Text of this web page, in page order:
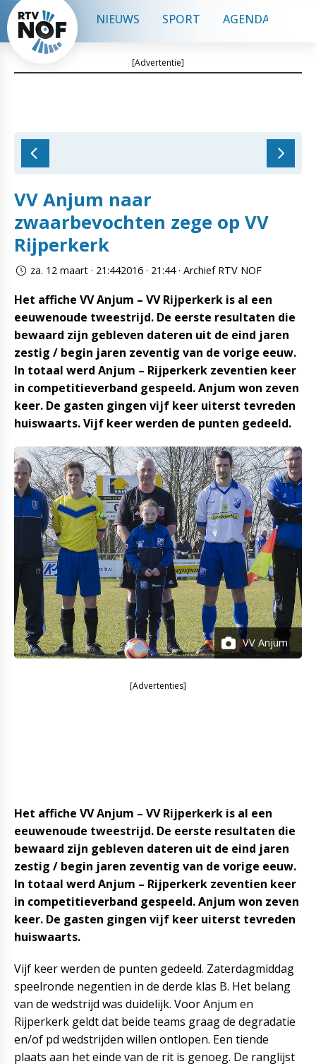
NIEUWS SPORT AGENDA
[Advertentie]
VV Anjum naar
zwaarbevochten zege op VV
Rijperkerk
za. 12 maart · 21:442016 · 21:44 · Archief RTV NOF
Het affiche VV Anjum – VV Rijperkerk is al een
eeuwenoude tweestrijd. De eerste resultaten die
bewaard zijn gebleven dateren uit de eind jaren
zestig / begin jaren zeventig van de vorige eeuw.
In totaal werd Anjum – Rijperkerk zeventien keer
in competitieverband gespeeld. Anjum won zeven
keer. De gasten gingen vijf keer uiterst tevreden
huiswaarts. Vijf keer werden de punten gedeeld.
VV Anjum
[Advertenties]
Het affiche VV Anjum – VV Rijperkerk is al een
eeuwenoude tweestrijd. De eerste resultaten die
bewaard zijn gebleven dateren uit de eind jaren
zestig / begin jaren zeventig van de vorige eeuw.
In totaal werd Anjum – Rijperkerk zeventien keer
in competitieverband gespeeld. Anjum won zeven
keer. De gasten gingen vijf keer uiterst tevreden
huiswaarts.
Vijf keer werden de punten gedeeld. Zaterdagmiddag
speelronde negentien in de derde klas B. Het belang
van de wedstrijd was duidelijk. Voor Anjum en
Rijperkerk geldt dat beide teams graag de degradatie
en/of pd wedstrijden willen ontlopen. Een tiende
plaats aan het einde van de rit is genoeg. De ranglijst